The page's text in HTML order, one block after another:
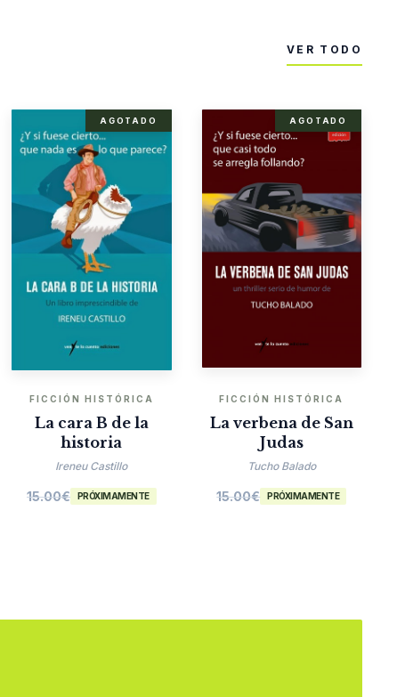
VER TODO
AGOTADO
FICCIÓN HISTÓRICA
La cara B de la
historia
Ireneu Castillo
15.00€ PRÓXIMAMENTE
AGOTADO
FICCIÓN HISTÓRICA
La verbena de San
Judas
Tucho Balado
15.00€ PRÓXIMAMENTE